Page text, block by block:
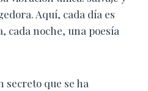
Aquí, cada día es
cada noche, una poesía
secreto que se ha